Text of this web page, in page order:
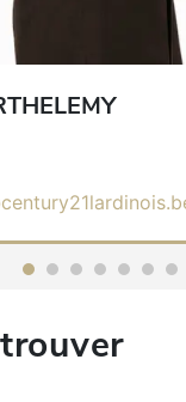
de Ville, 13
de police:
6990 8355 -
:
des agents